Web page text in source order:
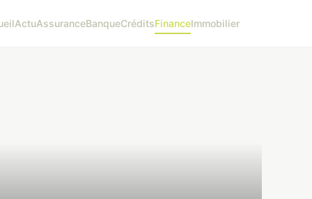
ActuAssuranceBanqueCréditsFinanceImmobilier